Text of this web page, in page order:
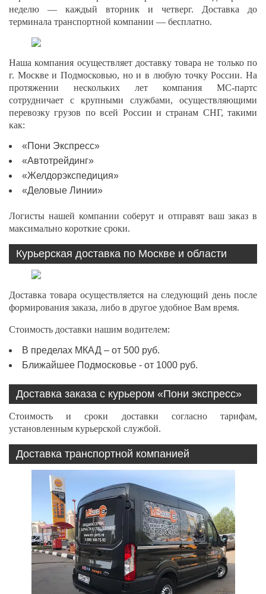
неделю — каждый вторник и четверг. Доставка до
терминала транспортной компании — бесплатно.
Наша компания осуществляет доставку товара не только по
г. Москве и Подмосковью, но и в любую точку России. На
протяжении нескольких лет компания МС-партс
сотрудничает с крупными службами, осуществляющими
перевозку грузов по всей России и странам СНГ, такими
как:
«Пони Экспресс»
«Автотрейдинг»
«Желдорэкспедиция»
«Деловые Линии»
Логисты нашей компании соберут и отправят ваш заказ в
максимально короткие сроки.
Курьерская доставка по Москве и области
Доставка товара осуществляется на следующий день после
формирования заказа, либо в другое удобное Вам время.
Стоимость доставки нашим водителем:
В пределах МКАД – от 500 руб.
Ближайшее Подмосковье - от 1000 руб.
Доставка заказа с курьером «Пони экспресс»
Стоимость и сроки доставки согласно тарифам,
установленным курьерской службой.
Доставка транспортной компанией